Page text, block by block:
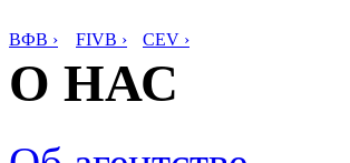
ВФВ › FIVB › CEV ›
О НАС